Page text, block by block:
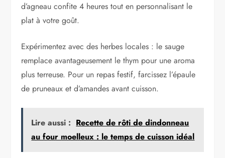
d’agneau confite 4 heures tout en personnalisant le
plat à votre goût.
Expérimentez avec des herbes locales : le sauge
remplace avantageusement le thym pour une aroma
plus terreuse. Pour un repas festif, farcissez l’épaule
de pruneaux et d’amandes avant cuisson.
Lire aussi : Recette de rôti de dindonneau
au four moelleux : le temps de cuisson idéal